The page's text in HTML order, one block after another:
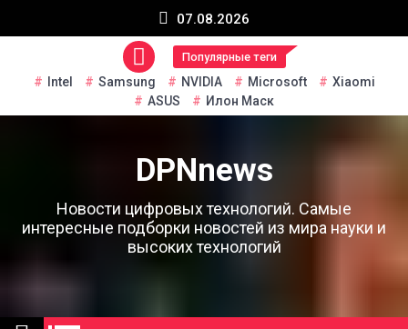
07.08.2026
Популярные теги
Intel Samsung NVIDIA Microsoft
Xiaomi
ASUS
Илон Маск
DPNnews
Новости цифровых технологий. Самые
интересные подборки новостей из мира науки и
высоких технологий